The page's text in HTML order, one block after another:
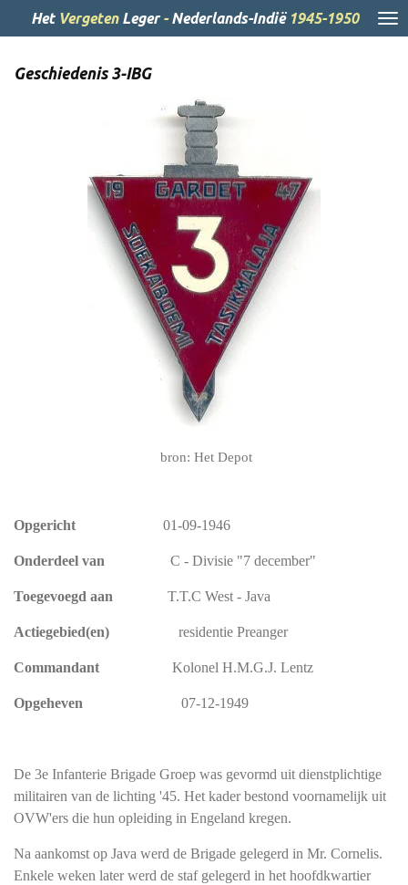
direct
de
Het VergetenLeger - Nederlands-Indië 1945-1950
Geschiedenis 3-IBG
bron: Het Depot
Opgericht 01-09-1946
Onderdeel van C - Divisie "7 december"
Toegevoegd aan T.T.C West - Java
Actiegebied(en) residentie Preanger
Commandant Kolonel H.M.G.J. Lentz
Opgeheven 07-12-1949
De 3e Infanterie Brigade Groep was gevormd uit dienstplichtige
militairen van de lichting '45. Het kader bestond voornamelijk uit
OVW'ers die hun opleiding in Engeland kregen.
Na aankomst op Java werd de Brigade gelegerd in Mr. Cornelis.
Enkele weken later werd de staf gelegerd in het hoofdkwartier